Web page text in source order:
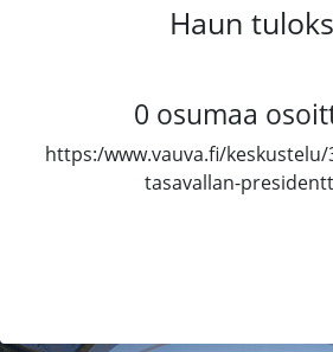
Haun
0 osumaa
https:/www.vauva.fi/
tasavallan-